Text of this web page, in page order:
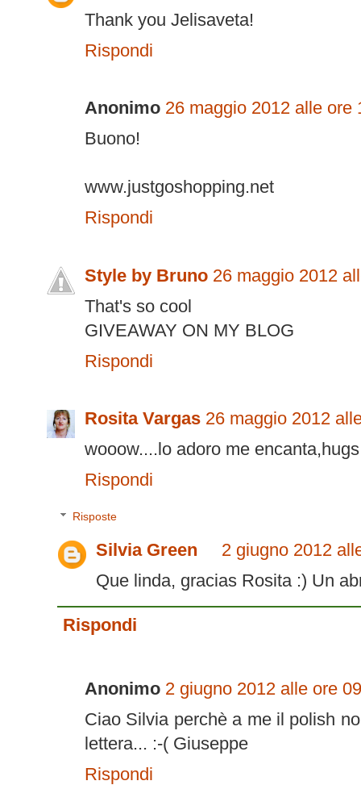
Thank you Jelisaveta!
Rispondi
Anonimo 26 maggio 2012 alle ore
Buono!
www.justgoshopping.net
Rispondi
Style by Bruno 26 maggio 2012
That's so cool
GIVEAWAY ON MY BLOG
Rispondi
Rosita Vargas 26 maggio 2012
wooow....lo adoro me
Rispondi
Risposte
Silvia Green
2 giugno 2012
Que linda, gracias Rosita :) Un
Rispondi
Anonimo 2 giugno 2012 alle ore
Ciao Silvia perchè a me il polish
lettera... :-( Giuseppe
Rispondi